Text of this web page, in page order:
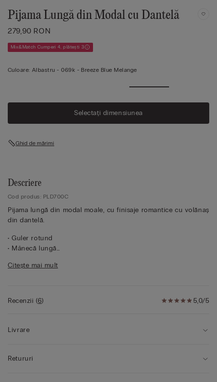
Pijama Lungă din Modal cu Dantelă
279,90 RON
Mix&Match Cumperi 4, plătești 3
Culoare: Albastru -069k - Breeze Blue Melange
Selectați dimensiunea
Ghid de mărimi
Descriere
Cod produs: PLD700C
Pijama lungă din modal moale, cu finisaje romantice cu volănaș
din dantelă.
• Guler rotund
• Mânecă lungă
• Potrivire obișnuită
Citește mai mult
5,0/5
Recenzii(6)
Livrare
Retururi